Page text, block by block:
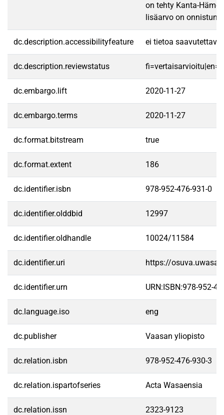
on tehty Kanta-
lisäarvo on
dc.description.accessibilityfeature ei tietoa
dc.description.reviewstatus
dc.embargo.lift 2020-11-27
dc.embargo.terms 2020-11-27
dc.format.bitstream true
dc.format.extent 186
dc.identifier.isbn 978-952-476-931-0
dc.identifier.olddbid 12997
dc.identifier.oldhandle 10024/11584
dc.identifier.uri https://
dc.identifier.urn URN:ISBN:978-952-
dc.language.iso eng
dc.publisher Vaasan yliopisto
dc.relation.isbn 978-952-476-930-3
dc.relation.ispartofseries Acta Wasaensia
dc.relation.issn 2323-9123